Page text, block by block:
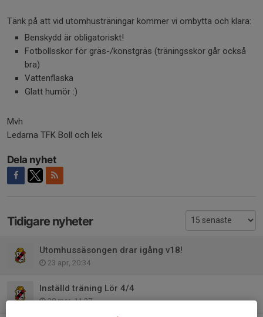
Tänk på att vid utomhusträningar kommer vi ombytta och klara:
Benskydd är obligatoriskt!
Fotbollsskor för gräs-/konstgräs (träningsskor går också
bra)
Vattenflaska
Glatt humör :)
Mvh
Ledarna TFK Boll och lek
Dela nyhet
Tidigare nyheter
Utomhussäsongen drar igång v18!
23 apr, 20:34
Inställd träning Lör 4/4
28 mar, 11:37